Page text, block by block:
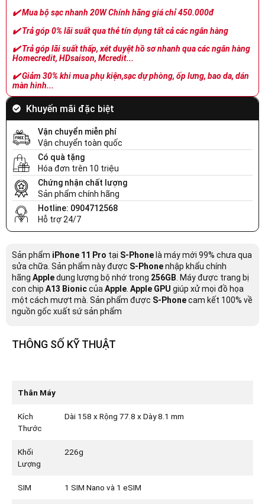
✔️Mua bộ sạc nhanh 20W Chính hãng giá chỉ 450.000đ
✔️Trả góp 0% lãi suất qua thẻ tín dụng tất cả các ngân hàng
✔️Trả góp lãi suất thấp, xét duyệt hồ sơ nhanh qua các ngân hàng
Homecredit, HDsaison, Mcredit...
✔️Giảm 30% khi mua phụ kiện,sạc dự phòng, ốp lưng, bao da, dán
màn hình...
Khuyến mãi đặc biệt
Vận chuyển miễn phí
Vận chuyển toàn quốc
Có quà tặng
Hóa đơn trên 10 triệu
Chứng nhận chất lượng
Sản phẩm chính hãng
Hotline: 0904712568
Hỗ trợ 24/7
Sản phẩm iPhone 11 Pro tại S-Phone là máy mới 99% chưa qua
sửa chữa. Sản phẩm này được S-Phonenhập khẩu chính
hãng Appledung lượng bộ nhớ trong 256GB . Máy được trang bị
con chip A13 Bioniccủa Apple Apple GPU giúp xử mọi đồ họa
một cách mượt mà. Sản phẩm được S-Phonecam kết 100% về
nguồn gốc xuất sứ sản phẩm
THÔNG SỐ KỸ THUẬT
Thân Máy
Kích
Thước
Dài 158 x Rộng 77.8 x Dày 8.1 mm
Khối
Lượng
226g
SIM 1 SIM Nano và 1 eSIM